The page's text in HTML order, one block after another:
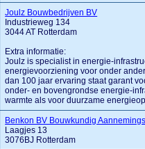
Joulz Bouwbedrijven BV
Industrieweg 134
3044 AT Rotterdam
Extra informatie:
Joulz is specialist in energie-
energievoorziening voor onder
dan 100 jaar ervaring staat garant
onder- en bovengrondse energie-
warmte als voor duurzame
Benkon BV Bouwkundig
Laagjes 13
3076BJ Rotterdam